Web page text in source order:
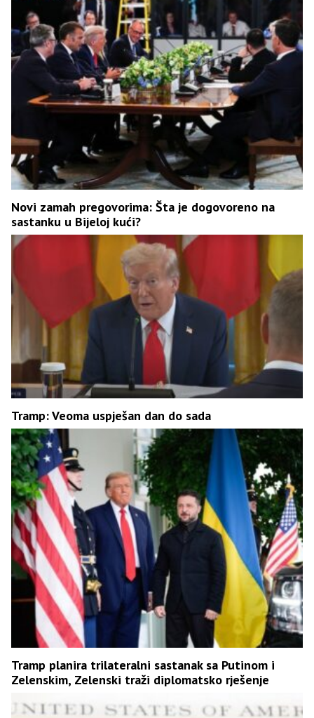
Novi zamah pregovorima: Šta je dogovoreno na
sastanku u Bijeloj kući?
Tramp: Veoma uspješan dan do sada
Tramp planira trilateralni sastanak sa Putinom i
Zelenskim, Zelenski traži diplomatsko rješenje